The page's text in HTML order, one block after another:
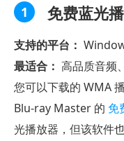
1 免费蓝光
支持的平台：
最适合： 高品质音频
您可以下载的 WMA
Blu-ray Master 的 免
光播放器，但该软件